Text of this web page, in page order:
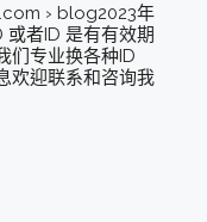
› blog2023年
者ID 是有有效期
们专业换各种ID
欢迎联系和咨询我